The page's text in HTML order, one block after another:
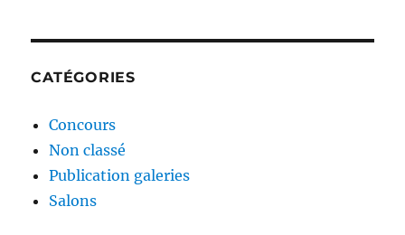
CATÉGORIES
Concours
Non classé
Publication galeries
Salons